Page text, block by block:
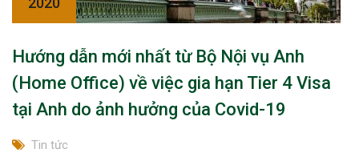
Hướng dẫn mới nhất từ Bộ Nội vụ Anh
(Home Office) về việc gia hạn Tier 4 Visa
tại Anh do ảnh hưởng của Covid-19
Tin tức